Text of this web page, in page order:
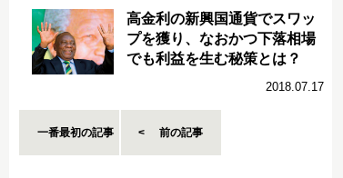
高金利の新興国通貨でスワッ
プを獲り、なおかつ下落相場
でも利益を生む秘策とは？
2018.07.17
一番最初の記事 前の記事